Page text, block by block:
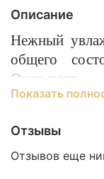
Описание
Нежный
общего
чувство
ощущения в
Показать
Отзывы
Отзывов еще